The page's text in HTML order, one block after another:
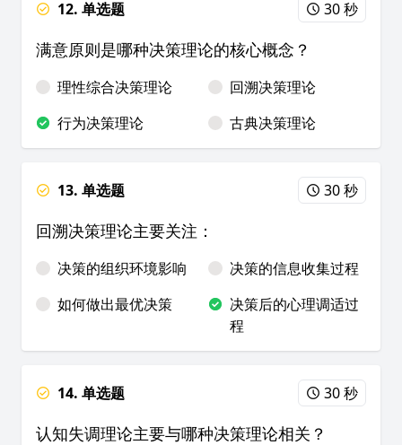
12. 单选题 30 秒
满意原则是哪种决策理论的核心概念？
理性综合决策理论
回溯决策理论
行为决策理论
古典决策理论
13. 单选题 30 秒
回溯决策理论主要关注：
决策的组织环境影响
决策的信息收集过程
如何做出最优决策
决策后的心理调适过
程
14. 单选题 30 秒
认知失调理论主要与哪种决策理论相关？